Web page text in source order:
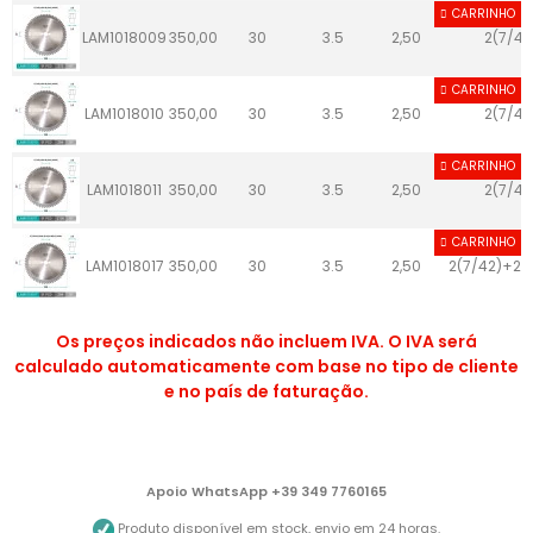
LAM1018009350,00 30 3.5 2,50 2(7/
CARRINHO
LAM1018010 350,00 30 3.5 2,50 2(7/
CARRINHO
LAM1018011 350,00 30 3.5 2,50 2(7/
CARRINHO
LAM1018017 350,00 30 3.5 2,50 2(7/
CARRINHO
Os preços indicados não incluem IVA. O IVA será
calculado automaticamente com base no tipo de cliente
e no país de faturação.
Apoio WhatsApp +39 349 7760165
Produto disponível em stock, envio em 24 horas.